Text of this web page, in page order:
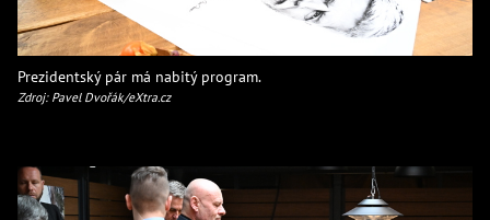
Prezidentský pár má nabitý program.
Zdroj: Pavel Dvořák/eXtra.cz